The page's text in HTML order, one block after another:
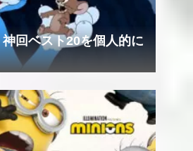
回ベスト20を個人的に